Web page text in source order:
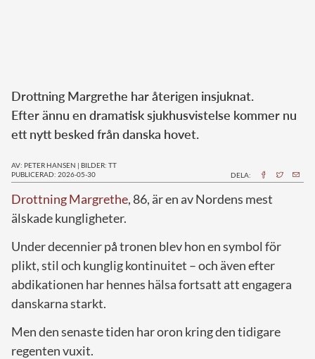
Drottning Margrethe har återigen insjuknat.
Efter ännu en dramatisk sjukhusvistelse kommer nu
ett nytt besked från danska hovet.
AV: PETER HANSEN | BILDER: TT
PUBLICERAD: 2026-05-30
DELA:
Drottning Margrethe, 86, är en av Nordens mest
älskade kungligheter.
Under decennier på tronen blev hon en symbol för
plikt, stil och kunglig kontinuitet – och även efter
abdikationen har hennes hälsa fortsatt att engagera
danskarna starkt.
Men den senaste tiden har oron kring den tidigare
regenten vuxit.